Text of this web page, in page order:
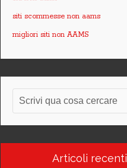
siti scommesse non aams
migliori siti non AAMS
Articoli recenti